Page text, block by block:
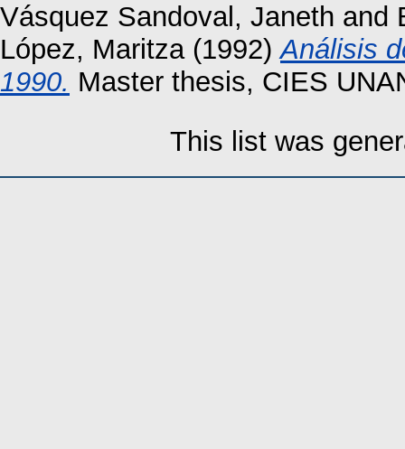
Vásquez Sandoval, Janeth and
López, Maritza(1992)Análisis
1990. Master thesis, CIES
This list was